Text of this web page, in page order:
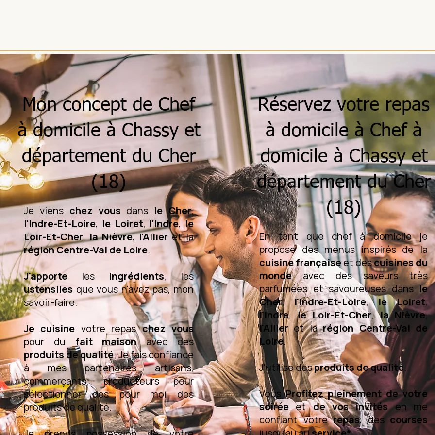
Mon concept de Chef
à domicile à Chassy et
département du Cher
(18)
Je viens chez vous dans le Cher,
l'Indre-Et-Loire, le Loiret, l'Indre,le
Loir-Et-Cher,la Nièvre,l'Allieret la
région Centre-Val de Loire.
J'apporte les ingrédients, les
ustensiles que vous n'avez pas, mon
savoir-faire.
Je cuisine votre repaschez vous
pour du fait maisonavec des
produits de qualité. Je fais confiance
à mes partenaires artisans,
commerçants, producteurs pour
sélectionner des pour moi des
produits de qualité.
Réservez votre repas
à domicile à Chef à
domicile à Chassy et
département du Cher
(18)
En tant que chef à domicile je
propose des menus inspirés de la
cuisine françaiseet descuisines du
mondeavec des saveurs très
parfumées et savoureuses dansle
Cher,l'Indre-Et-Loire,le Loiret,
l'Indre,le Loir-Et-Cher,la Nièvre,
l'Allieret larégion Centre-Val de
Loire.
J'utilise desproduits de qualité.
VousProfitez pleinement de votre
soiréeetde vos invitésen me
confiant votrerepas, descourses